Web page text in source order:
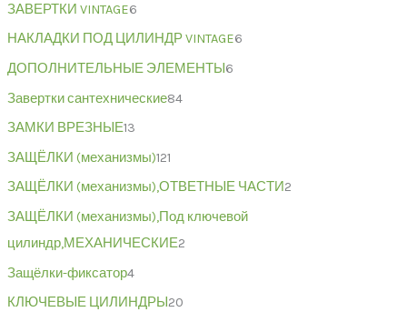
ЗАВЕРТКИ VINTAGE6
НАКЛАДКИ ПОД ЦИЛИНДР VINTAGE6
ДОПОЛНИТЕЛЬНЫЕ ЭЛЕМЕНТЫ 6
Завертки сантехнические84
ЗАМКИ ВРЕЗНЫЕ13
ЗАЩЁЛКИ (механизмы)121
ЗАЩЁЛКИ (механизмы),ОТВЕТНЫЕ ЧАСТИ2
ЗАЩЁЛКИ (механизмы),Под ключевой
цилиндр,МЕХАНИЧЕСКИЕ2
Защёлки-фиксатор4
КЛЮЧЕВЫЕ ЦИЛИНДРЫ 20